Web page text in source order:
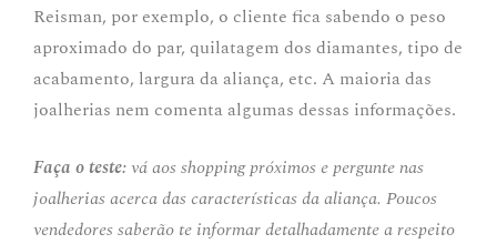
Reisman, por exemplo, o cliente fica sabendo o peso
aproximado do par, quilatagem dos diamantes, tipo de
acabamento, largura da aliança, etc. A maioria das
joalherias nem comenta algumas dessas informações.
Faça o teste:vá aos shopping próximos e pergunte nas
joalherias acerca das características da aliança. Poucos
vendedores saberão te informar detalhadamente a respeito